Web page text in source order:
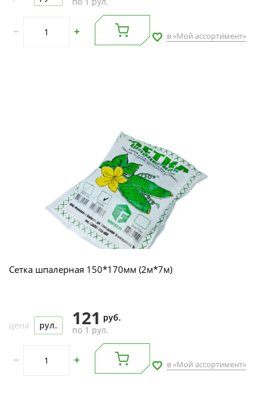
в «Мой ассортимент»
Сетка шпалерная 150*170мм (2м*7м)
цена рул. 121 руб.
по 1 рул.
в «Мой ассортимент»